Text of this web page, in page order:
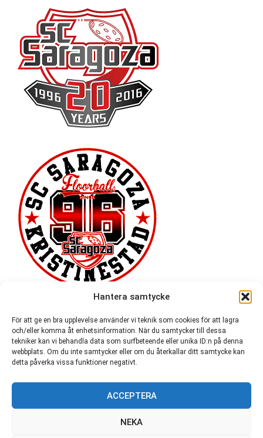
Hantera samtycke
För att ge en bra upplevelse använder vi teknik som cookies för att lagra
och/eller komma åt enhetsinformation. När du samtycker till dessa
tekniker kan vi behandla data som surfbeteende eller unika ID:n på denna
webbplats. Om du inte samtycker eller om du återkallar ditt samtycke kan
detta påverka vissa funktioner negativt.
ACCEPTERA
NEKA